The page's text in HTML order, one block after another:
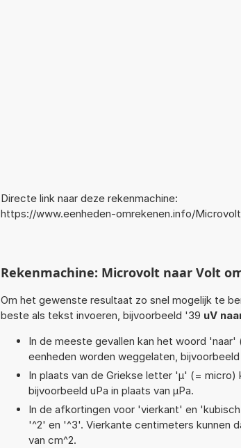
Directe link naar deze rekenmachine:
https://www.eenheden-omrekenen.info/
Rekenmachine: Microvolt naar Volt
Om het gewenste resultaat zo snel mogelijk te
beste als tekst invoeren, bijvoorbeeld '39 uV
In de meeste gevallen kan het woord
eenheden worden weggelaten, bijvoorbeeld
In plaats van de Griekse letter 'µ' (= micro)
bijvoorbeeld uPa in plaats van µPa.
In de afkortingen voor 'vierkant' en
'^2' en '^3'. Vierkante centimeters kunnen
van cm^2.